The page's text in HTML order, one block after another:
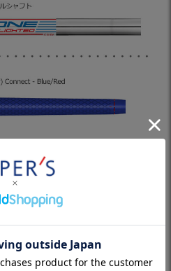
倣った"ワンレングス(全番手同
それぞれの用途をより強化した